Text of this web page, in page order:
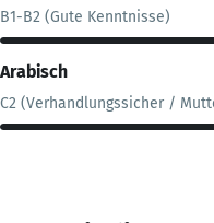
B1-B2 (Gute Kenntnisse)
Arabisch
C2 (Verhandlungssicher /